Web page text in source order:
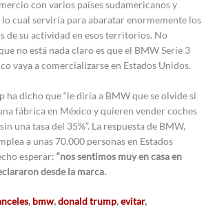
con varios países sudamericanos y
cual serviría para abaratar enormemente los
de su actividad en esos territorios. No
no está nada claro es que el BMW Serie 3
vaya a comercializarse en Estados Unidos.
ha dicho que “le diría a BMW que se olvide si
fábrica en México y quieren vender coches
una tasa del 35%”. La respuesta de BMW,
a unas 70.000 personas en Estados
esperar: “nos sentimos muy en casa en
desde la marca.
, bmw,donald trump,evitar,